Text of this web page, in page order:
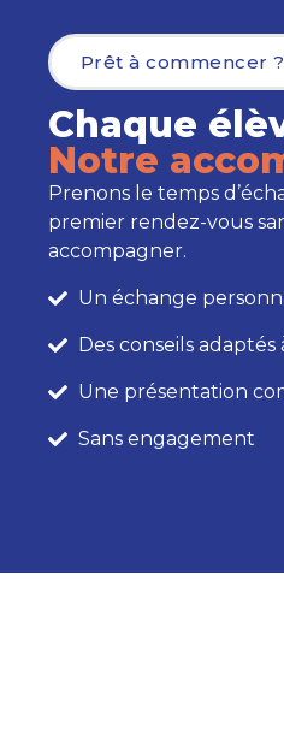
Chaque
Notre
Prêt à commencer ?
Prenons le temps
premier rendez-vous
accompagner.
Un échange
Des conseils
Une présentation
Sans engagement